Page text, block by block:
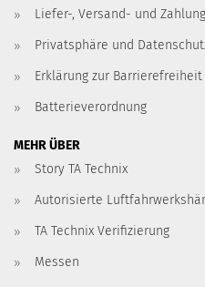
Liefer-, Versand- und
Privatsphäre und
Erklärung zur Barrierefreiheit
Batterieverordnung
MEHR ÜBER
Story TA Technix
Autorisierte
TA Technix Verifizierung
Messen